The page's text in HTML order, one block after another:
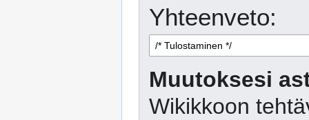
Yhteenveto:
Muutoksesi
Wikikkoon